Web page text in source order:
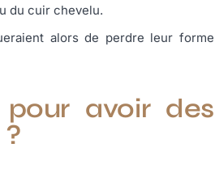
du cuir chevelu.
alors de perdre leur forme
avoir des